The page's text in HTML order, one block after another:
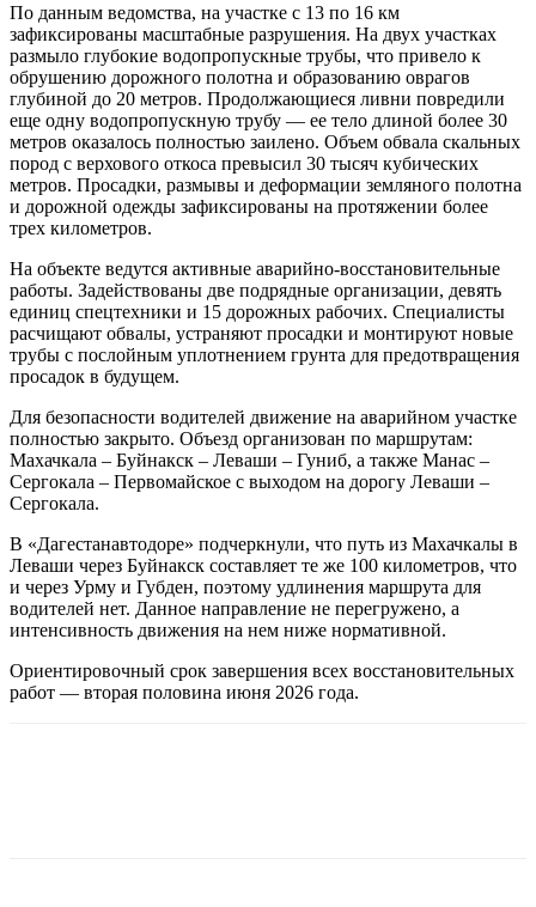
По данным ведомства, на участке с 13 по 16 км
зафиксированы масштабные разрушения. На двух участках
размыло глубокие водопропускные трубы, что привело к
обрушению дорожного полотна и образованию оврагов
глубиной до 20 метров. Продолжающиеся ливни повредили
еще одну водопропускную трубу — ее тело длиной более 30
метров оказалось полностью заилено. Объем обвала скальных
пород с верхового откоса превысил 30 тысяч кубических
метров. Просадки, размывы и деформации земляного полотна
и дорожной одежды зафиксированы на протяжении более
трех километров.
На объекте ведутся активные аварийно-восстановительные
работы. Задействованы две подрядные организации, девять
единиц спецтехники и 15 дорожных рабочих. Специалисты
расчищают обвалы, устраняют просадки и монтируют новые
трубы с послойным уплотнением грунта для предотвращения
просадок в будущем.
Для безопасности водителей движение на аварийном участке
полностью закрыто. Объезд организован по маршрутам:
Махачкала – Буйнакск – Леваши – Гуниб, а также Манас –
Сергокала – Первомайское с выходом на дорогу Леваши –
Сергокала.
В «Дагестанавтодоре» подчеркнули, что путь из Махачкалы в
Леваши через Буйнакск составляет те же 100 километров, что
и через Урму и Губден, поэтому удлинения маршрута для
водителей нет. Данное направление не перегружено, а
интенсивность движения на нем ниже нормативной.
Ориентировочный срок завершения всех восстановительных
работ — вторая половина июня 2026 года.